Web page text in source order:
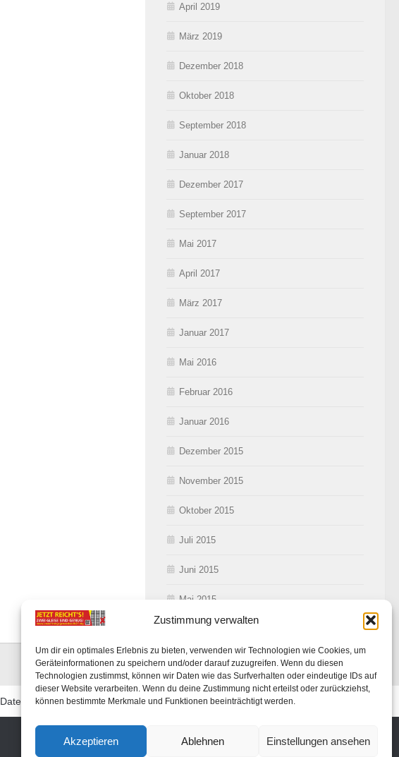
Zustimmung verwalten
Um dir ein optimales Erlebnis zu bieten, verwenden wir Technologien wie Cookies, um
Geräteinformationen zu speichern und/oder darauf zuzugreifen. Wenn du diesen
Technologien zustimmst, können wir Daten wie das Surfverhalten oder eindeutige IDs auf
dieser Website verarbeiten. Wenn du deine Zustimmung nicht erteilst oder zurückziehst,
können bestimmte Merkmale und Funktionen beeinträchtigt werden.
Akzeptieren Ablehnen Einstellungen ansehen
April 2019
März 2019
Dezember 2018
Oktober 2018
September 2018
Januar 2018
Dezember 2017
September 2017
Mai 2017
April 2017
März 2017
Januar 2017
Mai 2016
Februar 2016
Januar 2016
Dezember 2015
November 2015
Oktober 2015
Juli 2015
Juni 2015
Mai 2015
Datenschutzerklärung